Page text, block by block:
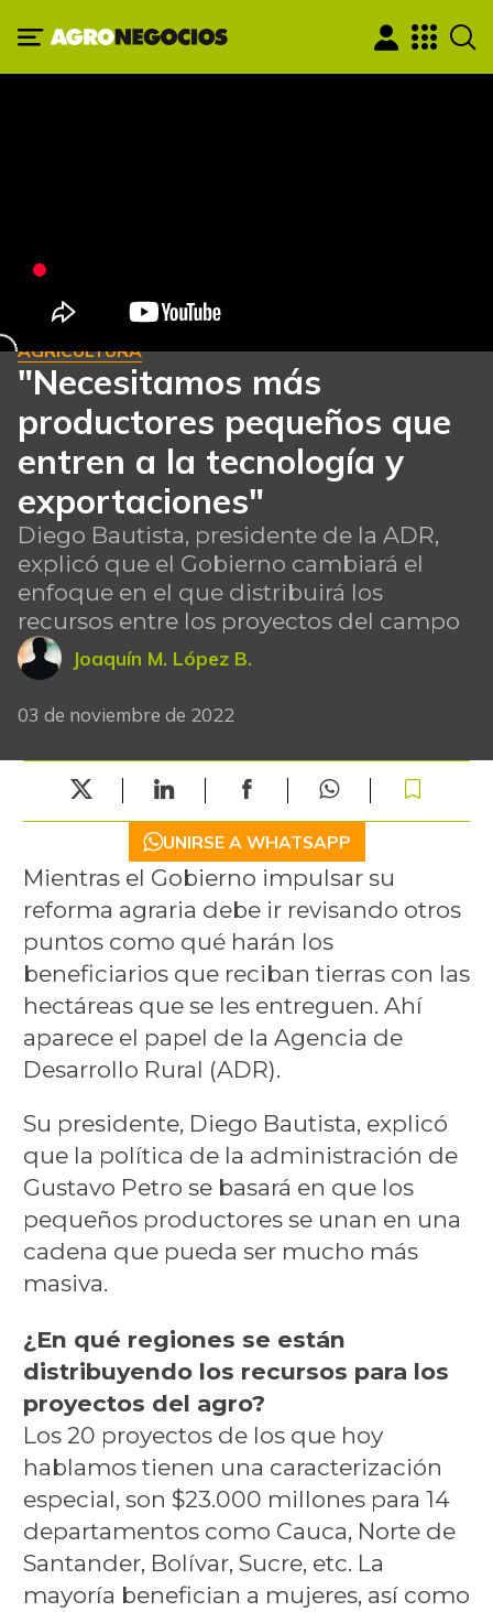
AGRICULTURA
"Necesitamos más
productores pequeños que
entren a la tecnología y
exportaciones"
Diego Bautista, presidente de la ADR,
explicó que el Gobierno cambiará el
enfoque en el que distribuirá los
recursos entre los proyectos del campo
Joaquín M. López B.
03 de noviembre de 2022
UNIRSE A WHATSAPP
Mientras el Gobierno impulsar su
reforma agraria debe ir revisando otros
puntos como qué harán los
beneficiarios que reciban tierras con las
hectáreas que se les entreguen. Ahí
aparece el papel de la Agencia de
Desarrollo Rural (ADR).
Su presidente, Diego Bautista, explicó
que la política de la administración de
Gustavo Petro se basará en que los
pequeños productores se unan en una
cadena que pueda ser mucho más
masiva.
¿En qué regiones se están
distribuyendo los recursos para los
proyectos del agro?
Los 20 proyectos de los que hoy
hablamos tienen una caracterización
especial, son $23.000 millones para 14
departamentos como Cauca, Norte de
Santander, Bolívar, Sucre, etc. La
mayoría benefician a mujeres, así como